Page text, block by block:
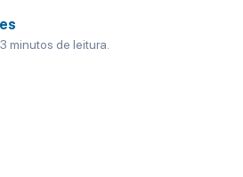
minutos de leitura.